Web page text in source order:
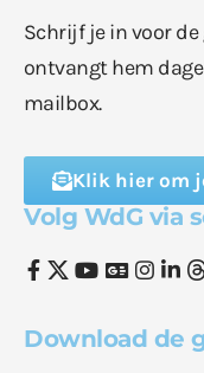
Schrijf je in voor de
ontvangt hem
mailbox.
Klik hier om
Volg WdG via
Download de